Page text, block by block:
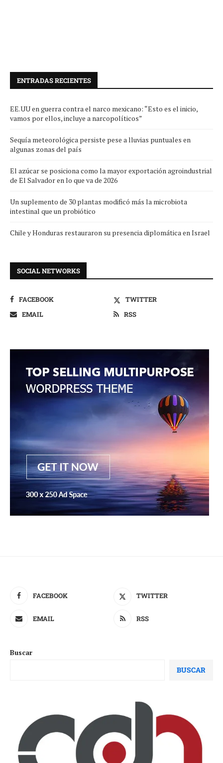
ENTRADAS RECIENTES
EE.UU en guerra contra el narco mexicano: “Esto es el inicio,
vamos por ellos, incluye a narcopolíticos”
Sequía meteorológica persiste pese a lluvias puntuales en
algunas zonas del país
El azúcar se posiciona como la mayor exportación agroindustrial
de El Salvador en lo que va de 2026
Un suplemento de 30 plantas modificó más la microbiota
intestinal que un probiótico
Chile y Honduras restauraron su presencia diplomática en Israel
SOCIAL NETWORKS
FACEBOOK
TWITTER
EMAIL
RSS
FACEBOOK TWITTER
EMAIL RSS
Buscar
BUSCAR